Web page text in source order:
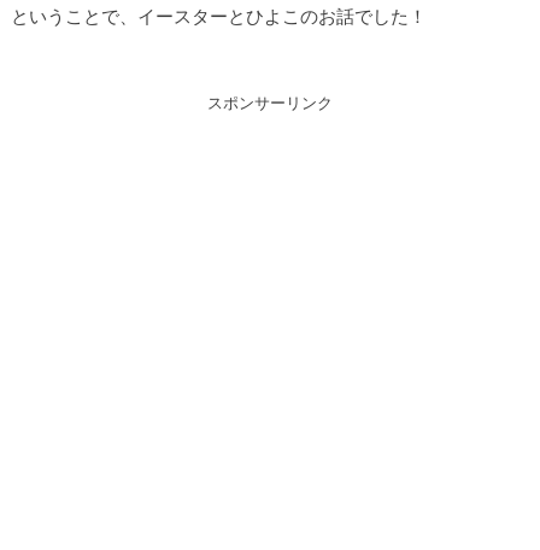
ということで、イースターとひよこのお話でした！
スポンサーリンク